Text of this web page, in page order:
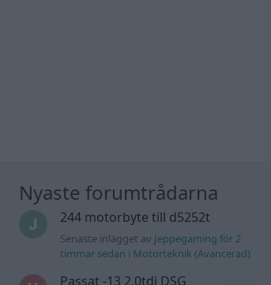
Nyaste forumtrådarna
244 motorbyte till d5252t
Senaste inlägget av Jeppegaming för 2
timmar sedan i Motorteknik (Avancerad)
Passat -13 2.0tdi DSG